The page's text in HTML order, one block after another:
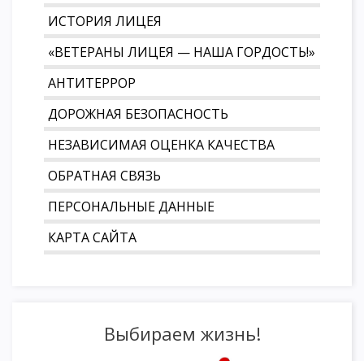
ИСТОРИЯ ЛИЦЕЯ
«ВЕТЕРАНЫ ЛИЦЕЯ — НАША ГОРДОСТЬ!»
АНТИТЕРРОР
ДОРОЖНАЯ БЕЗОПАСНОСТЬ
НЕЗАВИСИМАЯ ОЦЕНКА КАЧЕСТВА
ОБРАТНАЯ СВЯЗЬ
ПЕРСОНАЛЬНЫЕ ДАННЫЕ
КАРТА САЙТА
Выбираем жизнь!